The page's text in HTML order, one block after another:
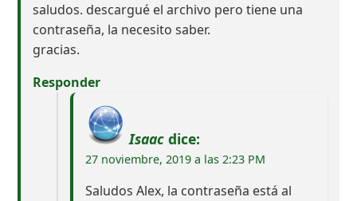
saludos. descargué el archivo pero tiene una
contraseña, la necesito saber.
gracias.
Responder
Isaac dice:
27 noviembre, 2019 a las 2:23 PM
Saludos Alex, la contraseña está al